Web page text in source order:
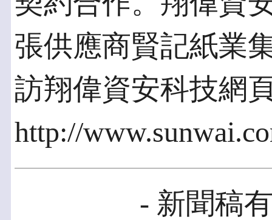
張供應商賢記紙業
訪翔偉資安科技網
http://
- 新聞稿